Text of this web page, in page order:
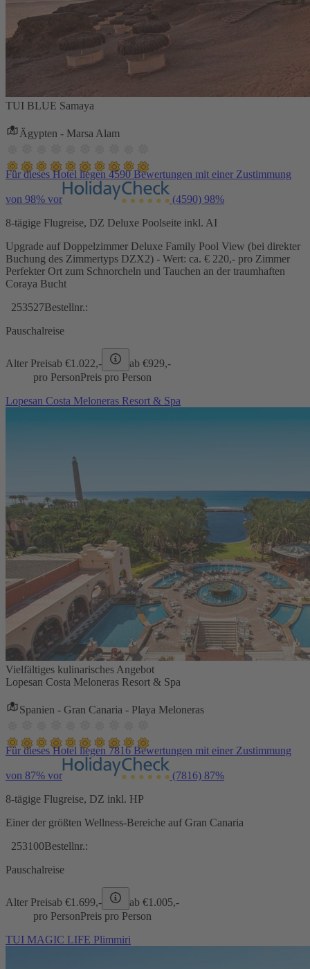
TUI BLUE Samaya
Ägypten - Marsa Alam
Für dieses Hotel liegen 4590 Bewertungen mit einer Zustimmung
von 98% vor (4590) 98%
8-tägige Flugreise, DZ Deluxe Poolseite inkl. AI
Upgrade auf Doppelzimmer Deluxe Family Pool View (bei direkter
Buchung des Zimmertyps DZX2) - Wert: ca. € 220,- pro Zimmer
Perfekter Ort zum Schnorcheln und Tauchen an der traumhaften
Coraya Bucht
253527Bestellnr.:
Pauschalreise
Alter Preisab €1.022,- ab €929,-
pro PersonPreis pro Person
Lopesan Costa Meloneras Resort & Spa
Vielfältiges kulinarisches Angebot
Lopesan Costa Meloneras Resort & Spa
Spanien - Gran Canaria - Playa Meloneras
Für dieses Hotel liegen 7816 Bewertungen mit einer Zustimmung
von 87% vor (7816) 87%
8-tägige Flugreise, DZ inkl. HP
Einer der größten Wellness-Bereiche auf Gran Canaria
253100Bestellnr.:
Pauschalreise
Alter Preisab €1.699,- ab €1.005,-
pro PersonPreis pro Person
TUI MAGIC LIFE Plimmiri